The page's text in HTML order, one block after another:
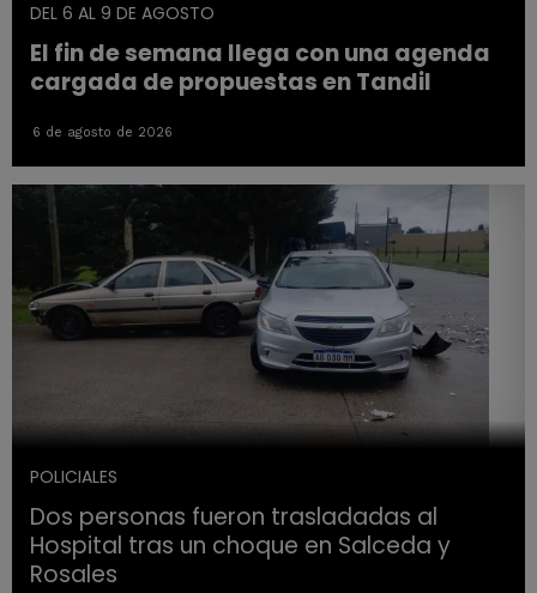
DEL 6 AL 9 DE AGOSTO
El fin de semana llega con una agenda
cargada de propuestas en Tandil
6 de agosto de 2026
POLICIALES
Dos personas fueron trasladadas al
Hospital tras un choque en Salceda y
Rosales